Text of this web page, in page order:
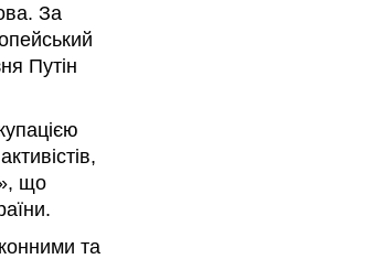
За
Путін
що
та